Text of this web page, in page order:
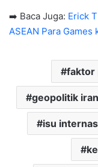
➡️ Baca Juga: Erick
ASEAN Para
faktor
geopolitik iran
isu